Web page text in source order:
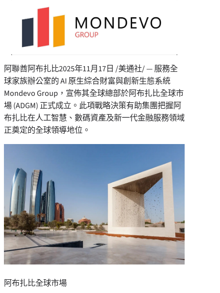
阿聯酋阿布扎比2025年11月17日 /美通社/ — 服務全
球家族辦公室的 AI 原生綜合財富與創新生態系統
Mondevo Group，宣佈其全球總部於阿布扎比全球市
場 (ADGM) 正式成立。此項戰略決策有助集團把握阿
布扎比在人工智慧、數碼資產及新一代金融服務領域
正奠定的全球領導地位。
阿布扎比全球市場